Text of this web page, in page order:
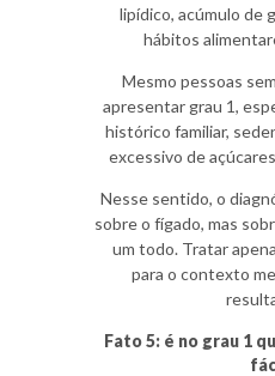
lipídico, acúmulo de
hábitos
Mesmo pessoas
apresentar grau 1,
histórico familiar,
excessivo de
Nesse sentido, o
sobre o fígado, mas
um todo. Tratar
para o contexto
Fato 5: é no grau 1